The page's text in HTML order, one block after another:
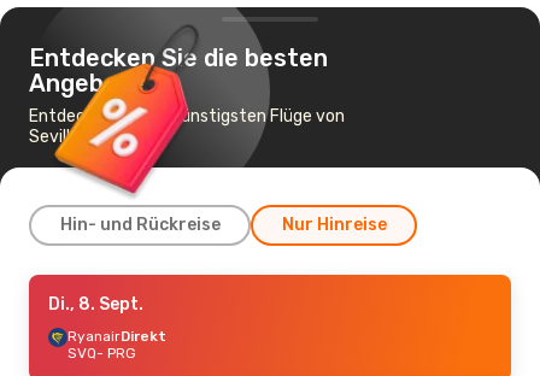
Entdecken Sie die besten
Angebote
Entdecken Sie die günstigsten Flüge von
Sevilla nach Prag
Hin- und Rückreise Nur Hinreise
Sa., 12. Sept.
RyanairDirekt
SVQ- PRG
Di., 8. Sept.
RyanairDirekt
SVQ- PRG